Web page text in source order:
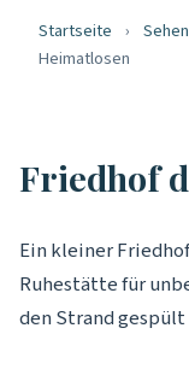
Startseite ›
Heimatlosen
Friedhof
Ein kleiner
Ruhestätte für
den Strand gespült